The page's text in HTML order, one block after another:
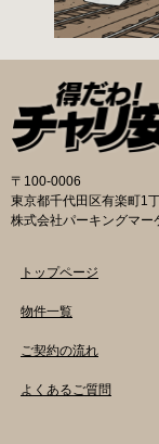
効）
利用
付を
い
課か
書」
の
す。
料金
円
わ
理
ち
申
た
〒100-0006
東京都千代田区有楽町1
株式会社パーキングマー
トップページ
物件一覧
ご契約の流れ
よくあるご質問